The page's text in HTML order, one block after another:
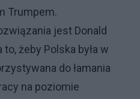
Trumpem.
jest Donald
żeby Polska była w
do łamania
na poziomie